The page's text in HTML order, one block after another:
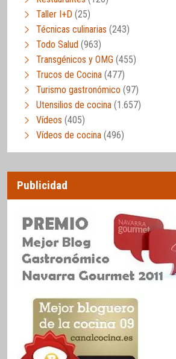
Taller I+D (25)
Técnicas culinarias (243)
Todo Salud (963)
Transgénicos y OMG (455)
Trucos de Cocina (477)
Turismo gastronómico (97)
Utensilios de cocina (1.657)
Vídeos (405)
Vídeos de cocina (496)
Publicidad